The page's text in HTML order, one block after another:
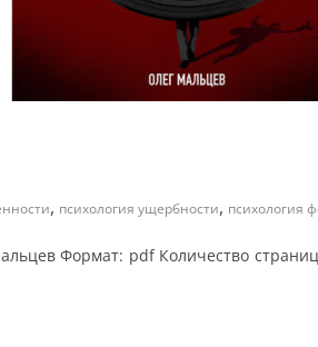
, психология ущербности, психология
Формат: pdf Количество